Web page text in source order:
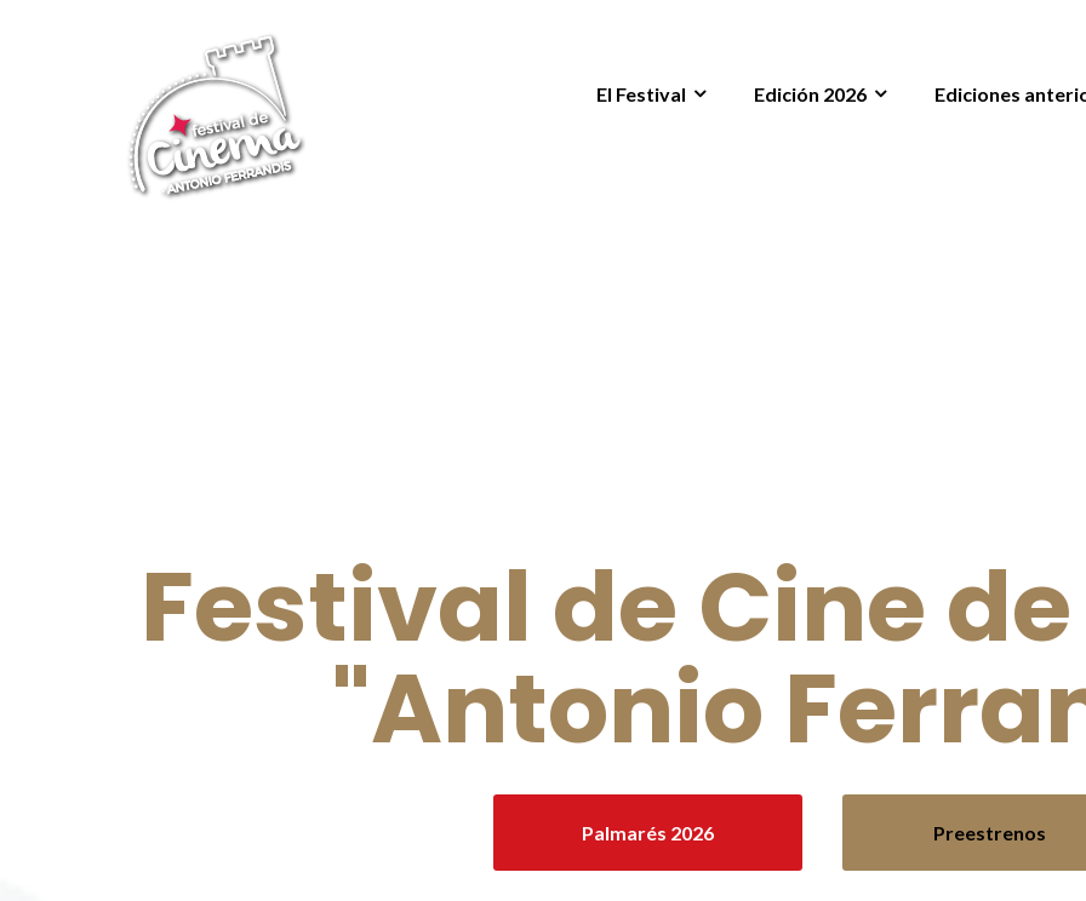
El Festival Edición 2026 Ediciones
Festival de Cine
"Antonio
Palmarés 2026 Preestrenos